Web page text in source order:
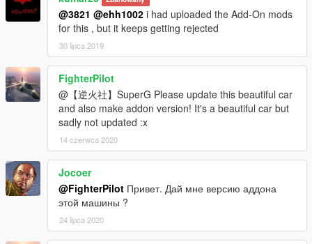
@3821 @ehh1002 i had uploaded the Add-On mods
for this , but it keeps getting rejected
30 lipca 2019
FighterPilot
@【逆火社】SuperG Please update this beautiful car
and also make addon version! It's a beautiful car but
sadly not updated :x
14 czerwca 2020
Jocoer
@FighterPilot Привет. Дай мне версию аддона
этой машины ?
24 lipca 2020